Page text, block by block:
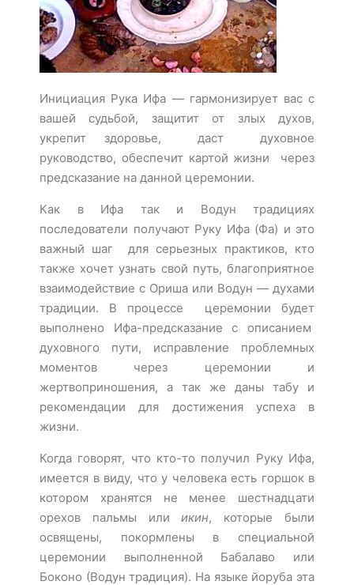
Инициация Рука Ифа — гармонизирует вас с
вашей судьбой, защитит от злых духов,
укрепит здоровье, даст духовное
руководство, обеспечит картой жизни через
предсказание на данной церемонии.
Как в Ифа так и Водун традициях
последователи получают Руку Ифа (Фа) и это
важный шаг для серьезных практиков, кто
также хочет узнать свой путь, благоприятное
взаимодействие с Ориша или Водун — духами
традиции. В процессе церемонии будет
выполнено Ифа-предсказание с описанием
духовного пути, исправление проблемных
моментов через церемонии и
жертвоприношения, а так же даны табу и
рекомендации для достижения успеха в
жизни.
Когда говорят, что кто-то получил Руку Ифа,
имеется в виду, что у человека есть горшок в
котором хранятся не менее шестнадцати
орехов пальмы илиикин, которые были
освящены, покормлены в специальной
церемонии выполненной Бабалаво или
Боконо (Водун традиция). На языке йоруба эта